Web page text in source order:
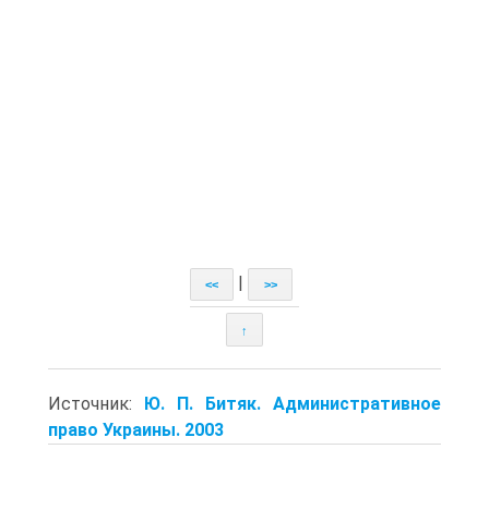
<< >>
↑
Источник: Ю. П. Битяк. Административное
право Украины. 2003